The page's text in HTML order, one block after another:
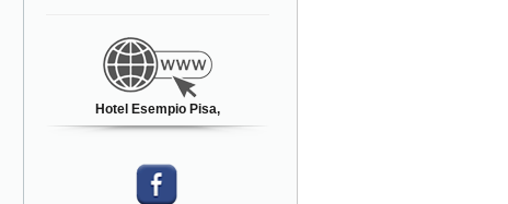
Hotel Esempio Pisa,